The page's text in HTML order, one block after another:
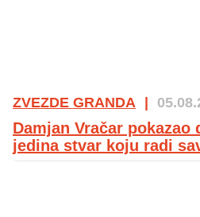
ZVEZDE GRANDA
Damjan Vračar pokazao
jedina stvar koju radi